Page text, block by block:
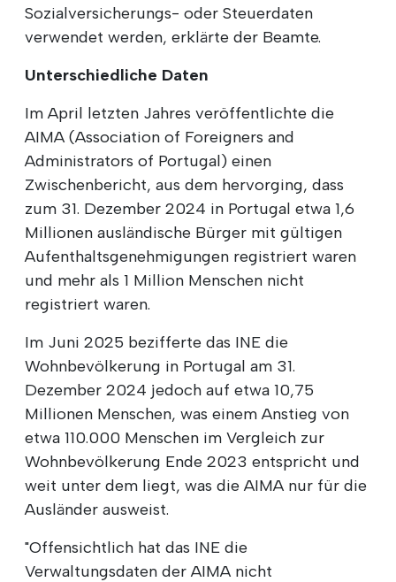
Sozialversicherungs- oder Steuerdaten
verwendet werden, erklärte der Beamte.
Unterschiedliche Daten
Im April letzten Jahres veröffentlichte die
AIMA (Association of Foreigners and
Administrators of Portugal) einen
Zwischenbericht, aus dem hervorging, dass
zum 31. Dezember 2024 in Portugal etwa 1,6
Millionen ausländische Bürger mit gültigen
Aufenthaltsgenehmigungen registriert waren
und mehr als 1 Million Menschen nicht
registriert waren.
Im Juni 2025 bezifferte das INE die
Wohnbevölkerung in Portugal am 31.
Dezember 2024 jedoch auf etwa 10,75
Millionen Menschen, was einem Anstieg von
etwa 110.000 Menschen im Vergleich zur
Wohnbevölkerung Ende 2023 entspricht und
weit unter dem liegt, was die AIMA nur für die
Ausländer ausweist.
"Offensichtlich hat das INE die
Verwaltungsdaten der AIMA nicht